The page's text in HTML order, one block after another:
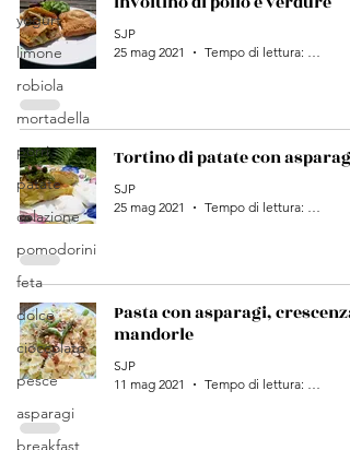
yogurt
limone
robiola
mortadella
porri
patate
colazione
pomodorini
feta
dolce
cioccolato
pesce
asparagi
breakfast
SJP
25 mag 2021
Tempo di lettura: 1 min
Tortino di patate con asparagi
SJP
25 mag 2021
Tempo di lettura: 1 min
Pasta con asparagi, crescenza
mandorle
SJP
11 mag 2021
Tempo di lettura: 1 min